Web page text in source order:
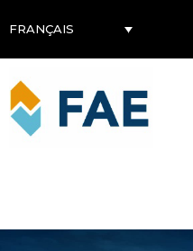
FRANÇAIS